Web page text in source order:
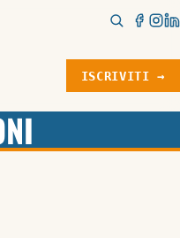
ISCRIVITI →